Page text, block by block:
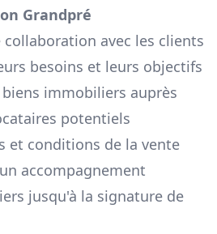
Grandpré
avec les clients
besoins et leurs objectifs
immobiliers auprès
potentiels
et conditions de la vente
accompagnement
jusqu'à la signature de